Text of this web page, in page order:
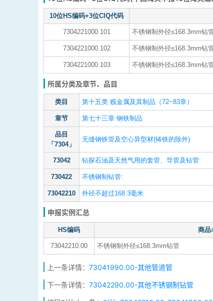
10位HS编码+3位CIQ代码
7304221000.101 不锈钢制外径≤168.3mm钻
7304221000.102 不锈钢制外径≤168.3mm钻
7304221000.103 不锈钢制外径≤168.3mm钻
所属分类及章节、品目
类目 第十五类 贱金属及其制品（72~83章）
章节 第七十三章 钢铁制品
品目
「7304」
无缝钢铁管及空心异型材(铸铁的除外)
73042 钻探石油及天然气用的套管、导管及钻管:
730422 不锈钢制钻管:
73042210 外径不超过168.3毫米
申报实例汇总
HS编码 商品
73042210.00 不锈钢制外径≤168.3mm钻管
上一条详情： 73041990.00-其他管道管
下一条详情： 73042290.00-其他不锈钢制钻管